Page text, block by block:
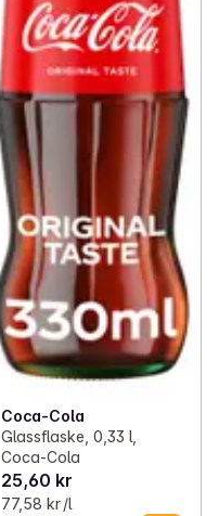
Coca-Cola
Glassflaske, 0,33 l,
Coca-Cola
25,60 kr
77,58 kr /l